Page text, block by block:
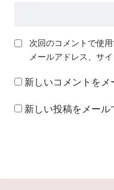
次回のコメントで使
メールアドレス、サイ
新しいコメントをメ
新しい投稿をメール